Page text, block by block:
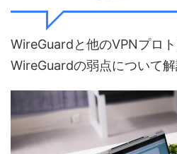
WireGuardと他のVPNプロト
WireGuardの弱点について解